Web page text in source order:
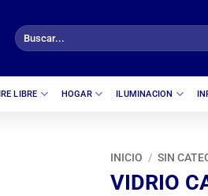
Buscar
por:
LIBRE HOGAR ILUMINACION
INICIO / SIN
VIDRIO